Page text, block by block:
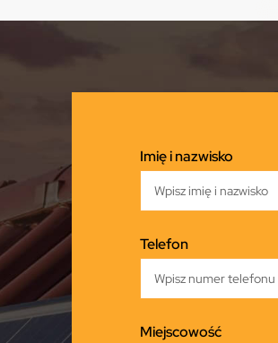
Imię i nazwisko
Telefon
Miejscowość